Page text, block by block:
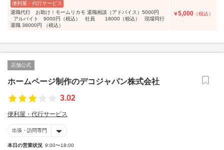
便利屋・代行サービス
退職代行 お助け！モームリカモ 退職相談（アドバイス）5000円
アルバイト 9000円（税込） 社員 18000（税込） 現場同行
退職 38000円 （税込）
￥5,000 （税込）
店舗公式
ホームページ制作のデコジャパン株式会社
3.02
便利屋・代行サービス
出張・訪問専門
本日の営業状況 9:00〜18:00